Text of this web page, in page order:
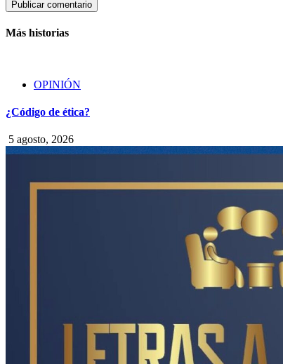
Más historias
OPINIÓN
¿Código de ética?
5 agosto, 2026